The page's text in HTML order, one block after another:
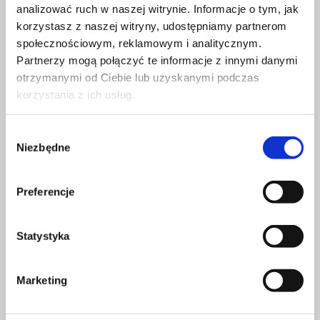
analizować ruch w naszej witrynie. Informacje o tym, jak
korzystasz z naszej witryny, udostępniamy partnerom
społecznościowym, reklamowym i analitycznym.
Partnerzy mogą połączyć te informacje z innymi danymi
otrzymanymi od Ciebie lub uzyskanymi podczas
korzystania z ich usług.
zgody
Niezbędne
Preferencje
Statystyka
Marketing
Dodaj do koszyka
Książki & ebooki, Produkt Czerwonej Szpilki
„DEKALOG KOBIETY
POKREWNE
PRODUKTY